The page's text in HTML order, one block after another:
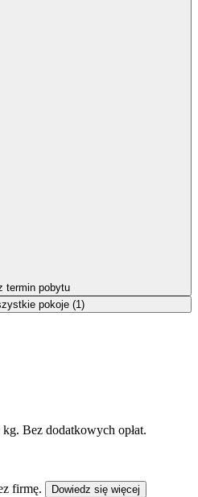
termin pobytu
pokoje (1)
Bez dodatkowych opłat.
firmę.
Dowiedz się więcej